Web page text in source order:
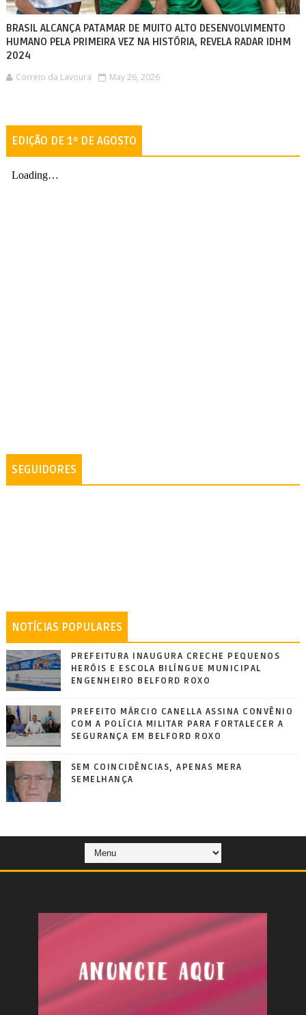
BRASIL ALCANÇA PATAMAR DE MUITO ALTO DESENVOLVIMENTO
HUMANO PELA PRIMEIRA VEZ NA HISTÓRIA, REVELA RADAR IDHM
2024
Correio da Lavoura May 26, 2026
EDIÇÃO DE 1º DE AGOSTO
SEGUIDORES
NOTÍCIAS POPULARES
PREFEITURA INAUGURA CRECHE PEQUENOS
HERÓIS E ESCOLA BILÍNGUE MUNICIPAL
ENGENHEIRO BELFORD ROXO
PREFEITO MÁRCIO CANELLA ASSINA CONVÊNIO
COM A POLÍCIA MILITAR PARA FORTALECER A
SEGURANÇA EM BELFORD ROXO
SEM COINCIDÊNCIAS, APENAS MERA
SEMELHANÇA